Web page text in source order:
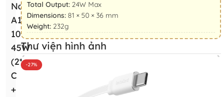
Nano
A1638
10000mAh
45W
(2*Type-
C
+
Total Output: 24W Max
Dimensions: 81 × 50 × 36 mm
Weight: 232g
Thư viện hình ảnh
-27%